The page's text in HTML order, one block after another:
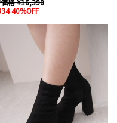
40%OFF